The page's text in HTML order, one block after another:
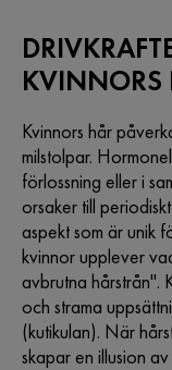
KVINNORS
Kvinnors hår
milstolpar.
förlossning eller i
orsaker till
aspekt som är unik
kvinnor upplever
avbrutna hårstrån".
och strama
(kutikulan). När
skapar en illusion